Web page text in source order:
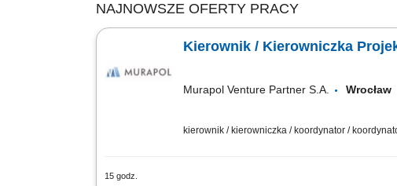
NAJNOWSZE OFERTY PRACY
Murapol Venture Partner S.A.
kierownik / kierowniczka / koordynator /
15 godz.